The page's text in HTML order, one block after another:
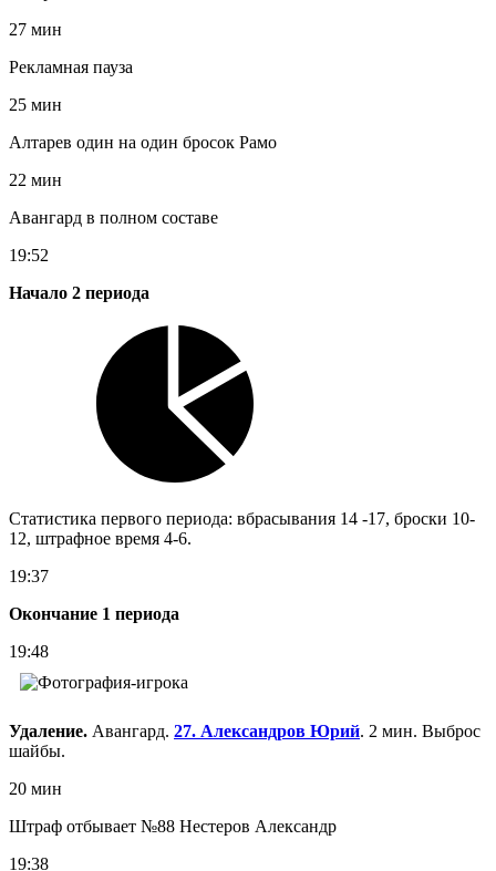
27 мин
Рекламная пауза
25 мин
Алтарев один на один бросок Рамо
22 мин
Авангард в полном составе
19:52
Начало 2 периода
Статистика первого периода: вбрасывания 14 -17, броски 10-
12, штрафное время 4-6.
19:37
Окончание 1 периода
19:48
Удаление. Авангард. 27. Александров Юрий. 2 мин. Выброс
шайбы.
20 мин
Штраф отбывает №88 Нестеров Александр
19:38